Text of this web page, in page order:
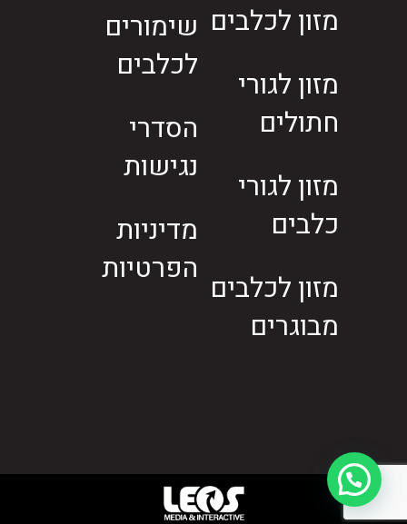
מזון לכלבים
מזון לגורי
חתולים
מזון לגורי
כלבים
מזון לכלבים
מבוגרים
שימורים
לכלבים
הסדרי
נגישות
מדיניות
הפרטיות